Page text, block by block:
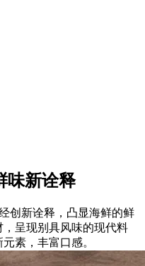
味新诠释
创新诠释，凸显海鲜的鲜
呈现别具风味的现代料
素，丰富口感。